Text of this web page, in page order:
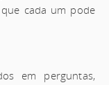
que cada um pode
em perguntas,